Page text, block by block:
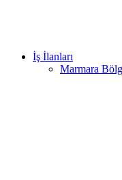
İş İlanları
Marmara